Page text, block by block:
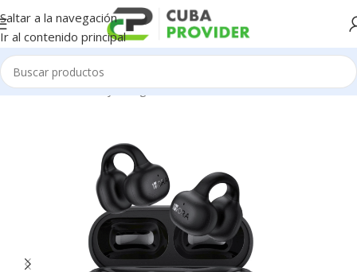
Saltar a la navegación
Ir al contenido principal
Inicio/Accesorios y Gadgets/Audifonos